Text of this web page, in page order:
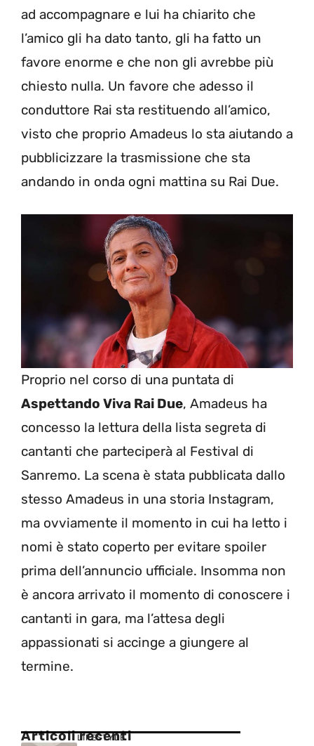
ad accompagnare e lui ha chiarito che
l’amico gli ha dato tanto, gli ha fatto un
favore enorme e che non gli avrebbe più
chiesto nulla. Un favore che adesso il
conduttore Rai sta restituendo all’amico,
visto che proprio Amadeus lo sta aiutando a
pubblicizzare la trasmissione che sta
andando in onda ogni mattina su Rai Due.
Proprio nel corso di una puntata di
Aspettando Viva Rai Due, Amadeus ha
concesso la lettura della lista segreta di
cantanti che parteciperà al Festival di
Sanremo. La scena è stata pubblicata dallo
stesso Amadeus in una storia Instagram,
ma ovviamente il momento in cui ha letto i
nomi è stato coperto per evitare spoiler
prima dell’annuncio ufficiale. Insomma non
è ancora arrivato il momento di conoscere i
cantanti in gara, ma l’attesa degli
appassionati si accinge a giungere al
termine.
Articoli recenti
LIFESTYLE